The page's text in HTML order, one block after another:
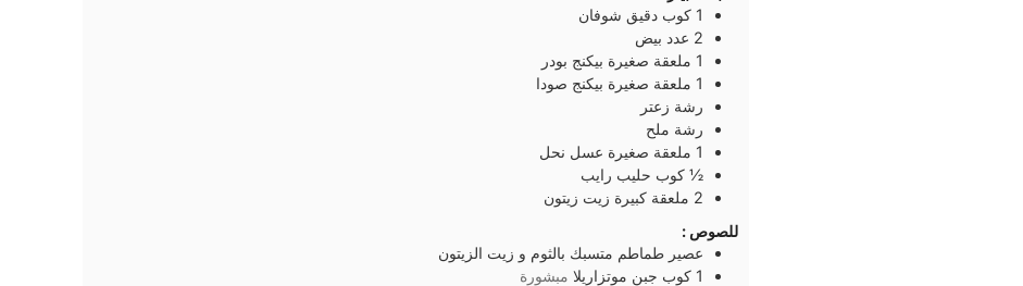
1 كوب دقيق شوفان
2 عدد بيض
1 ملعقة صغيرة بيكنج بودر
1 ملعقة صغيرة بيكنج صودا
رشة زعتر
رشة ملح
1 ملعقة صغيرة عسل نحل
½ كوب حليب رايب
2 ملعقة كبيرة زيت زيتون
للصوص :
عصير طماطم متسبك بالثوم و زيت الزيتون
1 كوب جبن موتزاريلا مبشورة